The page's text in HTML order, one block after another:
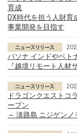
育成
DX時代を担う人財
事業開発を目指す
パソナ インドやベト
『越境リモート人材
ドラゴンクエストコ
ープン
～ 淡路島 ニジゲンノ